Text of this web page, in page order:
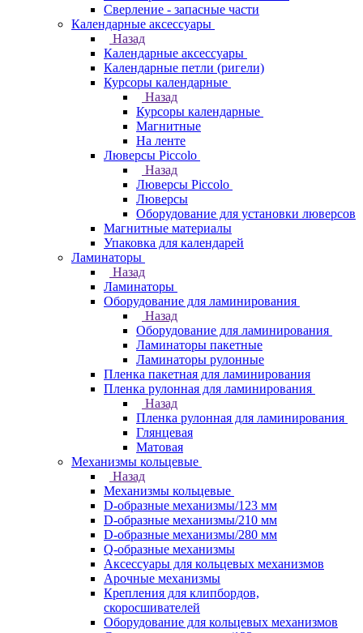
Сверление - запасные части
Календарные аксессуары
Назад
Календарные аксессуары
Календарные петли (ригели)
Курсоры календарные
Назад
Курсоры календарные
Магнитные
На ленте
Люверсы Piccolo
Назад
Люверсы Piccolo
Люверсы
Оборудование для установки люверсов
Магнитные материалы
Упаковка для календарей
Ламинаторы
Назад
Ламинаторы
Оборудование для ламинирования
Назад
Оборудование для ламинирования
Ламинаторы пакетные
Ламинаторы рулонные
Пленка пакетная для ламинирования
Пленка рулонная для ламинирования
Назад
Пленка рулонная для ламинирования
Глянцевая
Матовая
Механизмы кольцевые
Назад
Механизмы кольцевые
D-образные механизмы/123 мм
D-образные механизмы/210 мм
D-образные механизмы/280 мм
Q-образные механизмы
Аксессуары для кольцевых механизмов
Арочные механизмы
Крепления для клипбордов,
скоросшивателей
Оборудование для кольцевых механизмов